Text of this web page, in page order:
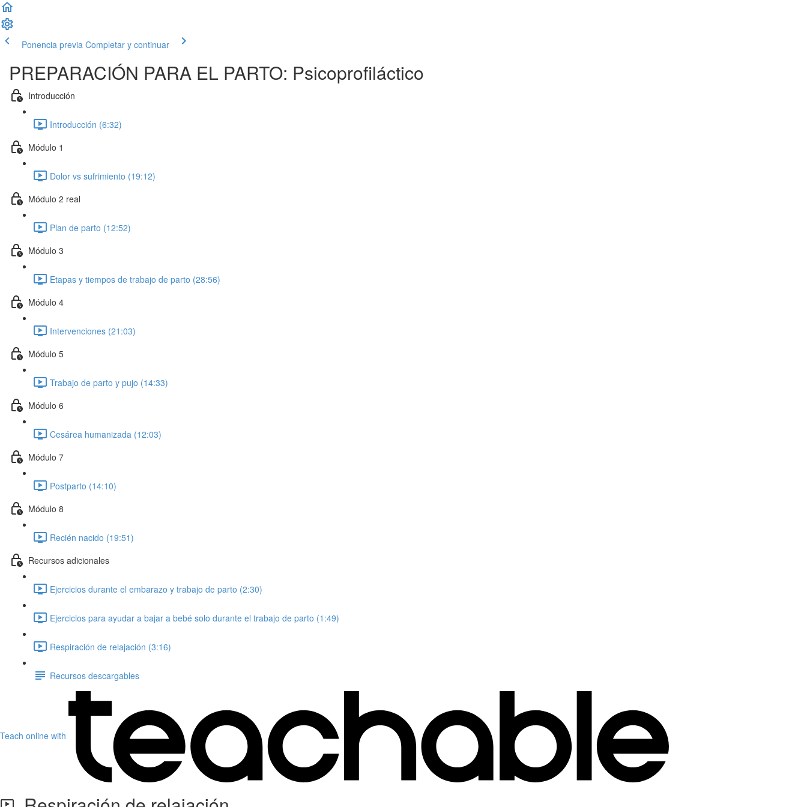
Ponencia previa Completar y continuar
PREPARACIÓN PARA EL PARTO: Psicoprofiláctico
Introducción
Introducción (6:32)
Módulo 1
Dolor vs sufrimiento (19:12)
Módulo 2 real
Plan de parto (12:52)
Módulo 3
Etapas y tiempos de trabajo de parto (28:56)
Módulo 4
Intervenciones (21:03)
Módulo 5
Trabajo de parto y pujo (14:33)
Módulo 6
Cesárea humanizada (12:03)
Módulo 7
Postparto (14:10)
Módulo 8
Recién nacido (19:51)
Recursos adicionales
Ejercicios durante el embarazo y trabajo de parto (2:30)
Ejercicios para ayudar a bajar a bebé solo durante el trabajo de parto (1:49)
Respiración de relajación (3:16)
Recursos descargables
Teach online with